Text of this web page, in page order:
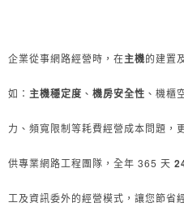
企業從事網路經營時，在主機的建置
如： 主機穩定度 、 機房安全性 、機櫃
力、頻寬限制等耗費經營成本問題，
供專業網路工程團隊，全年 365 天
工及資訊委外的經營模式，讓您節省